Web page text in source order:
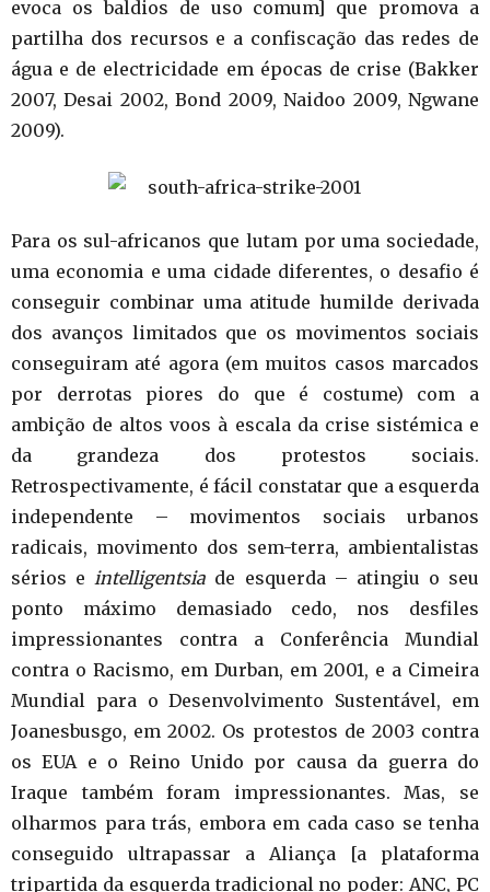
evoca os baldios de uso comum] que promova a
partilha dos recursos e a confiscação das redes de
água e de electricidade em épocas de crise (Bakker
2007, Desai 2002, Bond 2009, Naidoo 2009, Ngwane
2009).
Para os sul-africanos que lutam por uma sociedade,
uma economia e uma cidade diferentes, o desafio é
conseguir combinar uma atitude humilde derivada
dos avanços limitados que os movimentos sociais
conseguiram até agora (em muitos casos marcados
por derrotas piores do que é costume) com a
ambição de altos voos à escala da crise sistémica e
da grandeza dos protestos sociais.
Retrospectivamente, é fácil constatar que a esquerda
independente – movimentos sociais urbanos
radicais, movimento dos sem-terra, ambientalistas
sérios eintelligentsia de esquerda – atingiu o seu
ponto máximo demasiado cedo, nos desfiles
impressionantes contra a Conferência Mundial
contra o Racismo, em Durban, em 2001, e a Cimeira
Mundial para o Desenvolvimento Sustentável, em
Joanesbusgo, em 2002. Os protestos de 2003 contra
os EUA e o Reino Unido por causa da guerra do
Iraque também foram impressionantes. Mas, se
olharmos para trás, embora em cada caso se tenha
conseguido ultrapassar a Aliança [a plataforma
tripartida da esquerda tradicional no poder: ANC, PC